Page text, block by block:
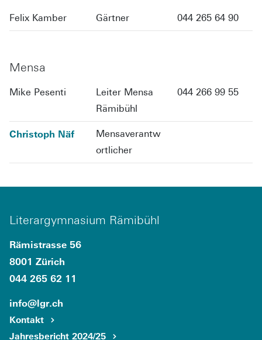
Felix Kamber Gärtner 044 265 64 90
Mensa
Mike Pesenti
Leiter Mensa
Rämibühl
044 266 99 55
Christoph Näf
Mensaverantw
ortlicher
Literargymnasium Rämibühl
Rämistrasse 56
8001 Zürich
044 265 62 11
info@lgr.ch
Kontakt
Jahresbericht 2024/25